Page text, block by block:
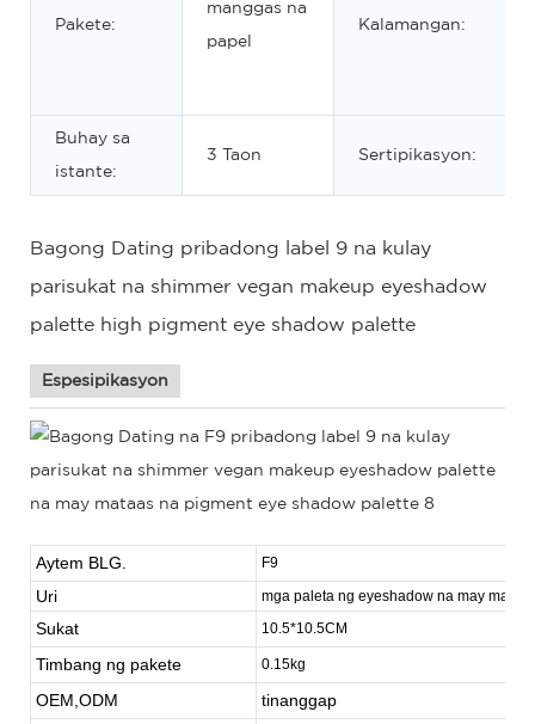
Pakete:
manggas na
papel
Kalamangan:
Buhay sa
istante:
3 Taon Sertipikasyon:
Bagong Dating pribadong label 9 na kulay
parisukat na shimmer vegan makeup eyeshadow
palette high pigment eye shadow palette
Espesipikasyon
Aytem BLG. F9
Uri mga paleta ng eyeshadow na may
Sukat 10.5*10.5CM
Timbang ng pakete 0.15kg
OEM,ODM
tinanggap